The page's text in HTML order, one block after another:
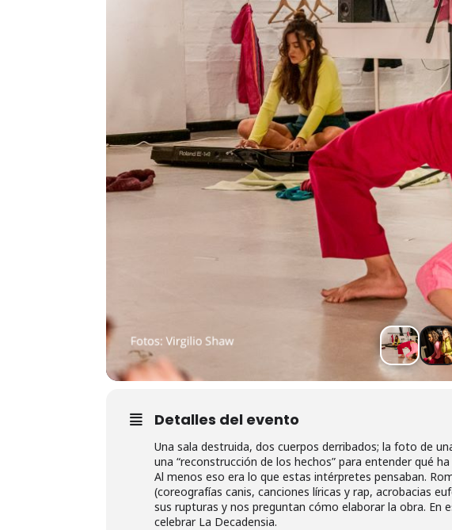
Detalles del evento
Una sala destruida, dos cuerpos derribados; la foto de
una “reconstrucción de los hechos” para entender qué
Al menos eso era lo que estas intérpretes pensaban.
(coreografías canis, canciones líricas y rap, acrobacias
sus rupturas y nos preguntan cómo elaborar la obra. En
celebrar La Decadensia.